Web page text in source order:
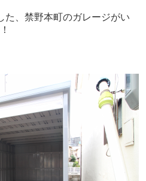
た、禁野本町のガレージがい